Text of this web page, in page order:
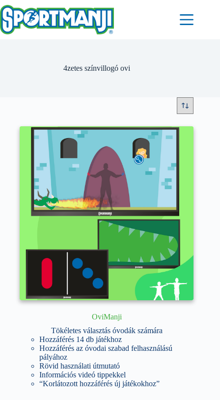
Skip
to
content
4zetes színvillogó ovi
OviManji
Tökéletes választás óvodák számára
Hozzáférés 14 db játékhoz
Hozzáférés az óvodai szabad felhasználású
pályához
Rövid használati útmutató
Információs videó tippekkel
“Korlátozott hozzáférés új játékokhoz”